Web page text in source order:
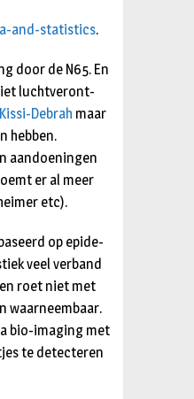
and-statistics.
door de N65. En
luchtver­ont­
Debrah maar
hebben.
aandoeningen
er al meer
etc).
op epide­
veel verband
roet niet met
waarneem­baar.
bio-imaging met
te detec­teren